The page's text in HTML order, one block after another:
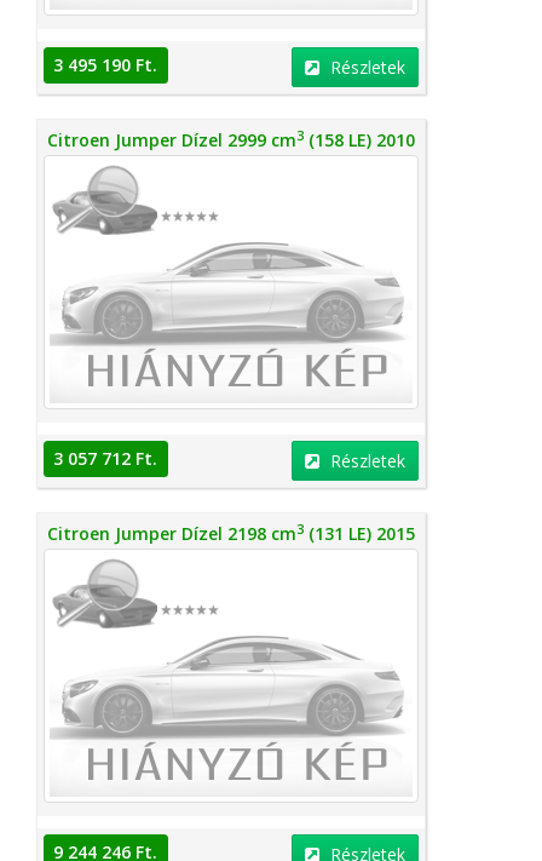
3 495 190 Ft. Részletek
Citroen Jumper Dízel 2999 cm3 (158 LE) 2010
3 057 712 Ft. Részletek
Citroen Jumper Dízel 2198 cm3 (131 LE) 2015
9 244 246 Ft. Részletek